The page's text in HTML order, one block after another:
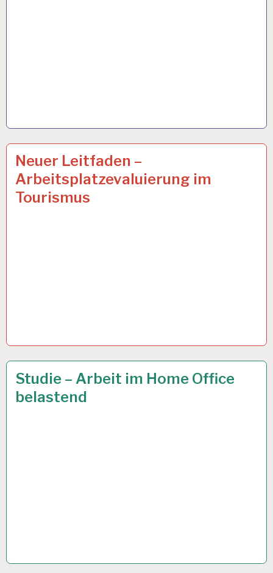
ARBEIT
UND
GESUNDHEIT…
Neuer Leitfaden –
Arbeitsplatzevaluierung im
Tourismus
8 OKT. 2019
AOK…
Studie – Arbeit im Home Office
belastend
25 SEP. 2019